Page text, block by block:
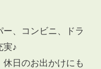
、コンビニ、ドラ
実♪
日のお出かけにも